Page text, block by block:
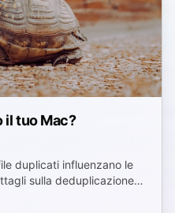
il tuo Mac?
duplicati influenzano le
sulla deduplicazione
e Time Machine.